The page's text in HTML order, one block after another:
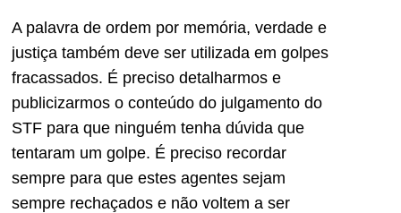
A palavra de ordem por memória, verdade e
justiça também deve ser utilizada em golpes
fracassados. É preciso detalharmos e
publicizarmos o conteúdo do julgamento do
STF para que ninguém tenha dúvida que
tentaram um golpe. É preciso recordar
sempre para que estes agentes sejam
sempre rechaçados e não voltem a ser